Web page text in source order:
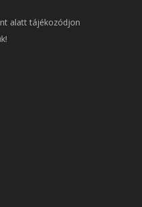
alatt tájékozódjon